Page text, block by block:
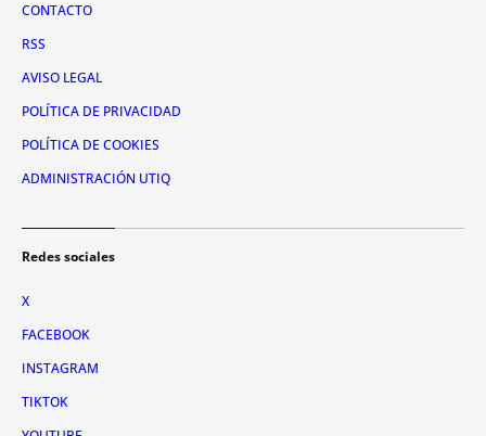
CONTACTO
RSS
AVISO LEGAL
POLÍTICA DE PRIVACIDAD
POLÍTICA DE COOKIES
ADMINISTRACIÓN UTIQ
Redes sociales
X
FACEBOOK
INSTAGRAM
TIKTOK